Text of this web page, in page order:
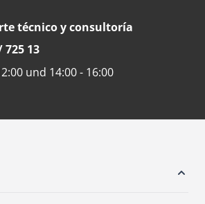
técnico y consultoría
725 13
und 14:00 - 16:00